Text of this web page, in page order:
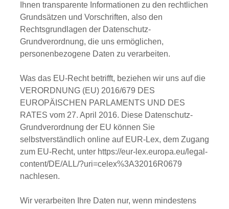
Ihnen transparente Informationen zu den rechtlichen
Grundsätzen und Vorschriften, also den
Rechtsgrundlagen der Datenschutz-
Grundverordnung, die uns ermöglichen,
personenbezogene Daten zu verarbeiten.
Was das EU-Recht betrifft, beziehen wir uns auf die
VERORDNUNG (EU) 2016/679 DES
EUROPÄISCHEN PARLAMENTS UND DES
RATES vom 27. April 2016. Diese Datenschutz-
Grundverordnung der EU können Sie
selbstverständlich online auf EUR-Lex, dem Zugang
zum EU-Recht, unter https://eur-lex.europa.eu/legal-
content/DE/ALL/?uri=celex%3A32016R0679
nachlesen.
Wir verarbeiten Ihre Daten nur, wenn mindestens